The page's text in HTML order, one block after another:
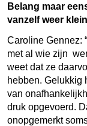
Belang maar
vanzelf weer
Caroline Gennez: “
met al wie zijn
weet dat ze
hebben. Gelukkig
van
druk opgevoerd.
onopgemerkt